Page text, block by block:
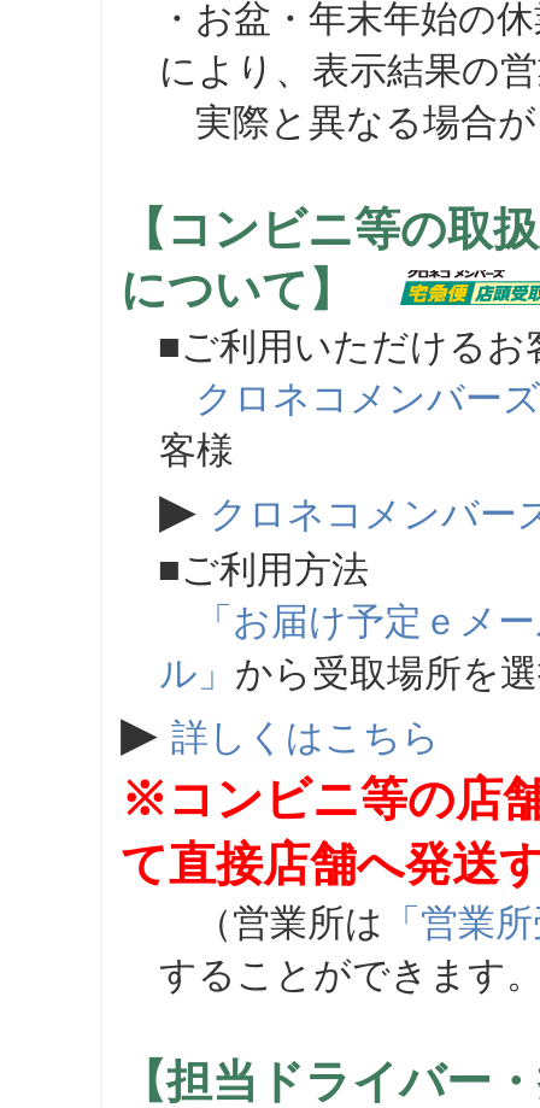
・お盆・年末年始の
により、表示結果の
実際と異なる場合が
【コンビニ等の取
について】
■ご利用いただけるお
クロネコメンバーズ
客様
▶ クロネコメンバー
■ご利用方法
「お届け予定ｅメ
ル」 から受取場所を
▶ 詳しくはこちら
※コンビニ等の店
て直接店舗へ発送
（営業所は 「営業
することができます
【担当ドライバー